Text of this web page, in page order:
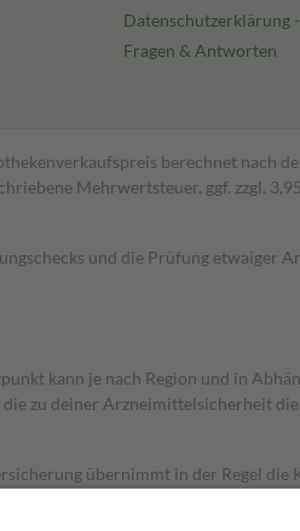
Datenschutzerklärung
Fragen & Antworten
berechnet nach
Mehrwertsteuer, ggf. zzgl.
und die Prüfung etwaiger
kann je nach Region und in
zu deiner Arzneimittelsicherheit
übernimmt in der Regel die
Es sind jedoch nie mehr als die